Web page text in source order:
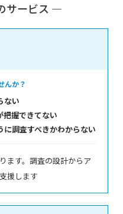
サービス ―
んか？
ない
把握できてない
調査すべきかわからない
ます。調査の設計からア
援します